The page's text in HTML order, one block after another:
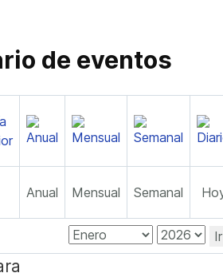
de eventos
Anual Mensual Semanal